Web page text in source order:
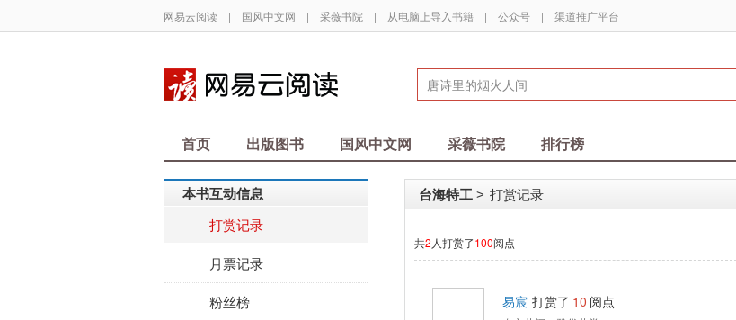
网易云阅读 | 国风中文网 | 采薇书院 | 从电脑上导入书籍 | 公众号 | 渠道推广平台
首页 出版图书 国风中文网 采薇书院 排行榜
本书互动信息
打赏记录
月票记录
粉丝榜
台海特工 > 打赏记录
共2 人打赏了100阅点
易宸 打赏了 10 阅点